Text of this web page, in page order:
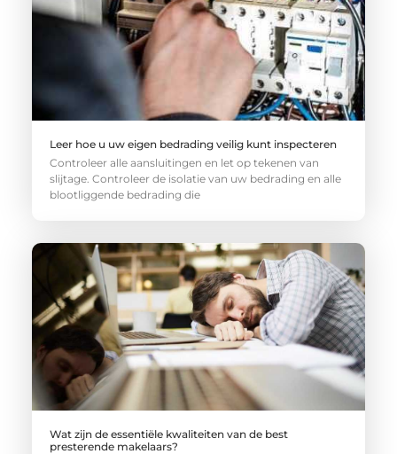
Leer hoe u uw eigen bedrading veilig kunt inspecteren
Controleer alle aansluitingen en let op tekenen van
slijtage. Controleer de isolatie van uw bedrading en alle
blootliggende bedrading die
Wat zijn de essentiële kwaliteiten van de best
presterende makelaars?